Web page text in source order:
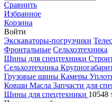
Сравнить
Избранное
Корзина
Войти
Экскаваторы-погрузчики
Фронтальные Сельхозтехника
Шины для спецтехники
Сельхозтехника
Грузовые шины Камеры
Ковши Масла Запчасти для
Шины для спецтехники 10548